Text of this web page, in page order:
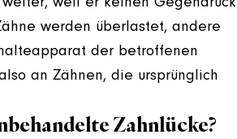
werden überlastet, andere
der betroffenen
an Zähnen, die ursprünglich
Zahnlücke?